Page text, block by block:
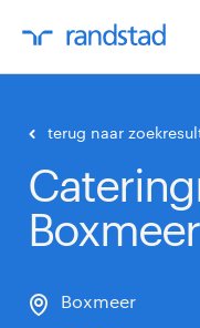
terug naar
Boxmeer